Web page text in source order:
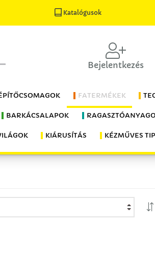
Katalógusok
Bejelentkezés
FATERMÉKEK
BARKÁCSALAPOK
KIÁRUSÍTÁS KÉZMŰVES